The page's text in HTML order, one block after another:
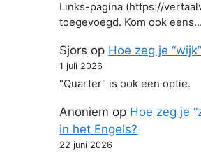
Links-pagina (https://
toegevoegd. Kom ook eens…
Sjors op Hoe zeg je
1 juli 2026
"Quarter" is ook een optie.
Anoniem op Hoe zeg je
in het Engels?
22 juni 2026